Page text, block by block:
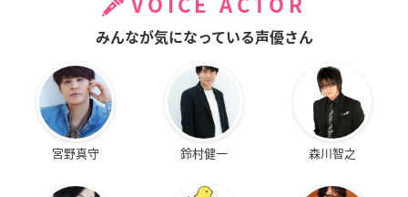
VOICE ACTOR
みんなが気になっている声優さん
宮野真守 鈴村健一 森川智之